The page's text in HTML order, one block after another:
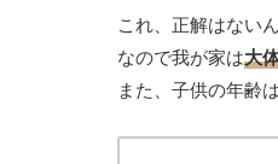
これ、正解はない
なので我が家は大
また、子供の年齢